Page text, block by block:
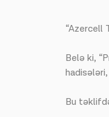
“Azercell
Belə ki,
Bu